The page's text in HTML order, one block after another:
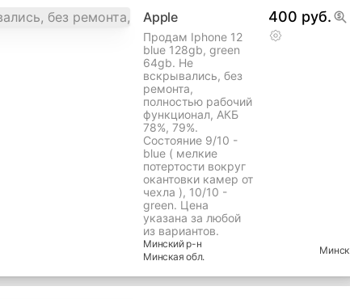
Apple
Продам Iphone 12
blue 128gb, green
64gb. Не
вскрывались, без
ремонта,
полностью рабочий
функционал, АКБ
78%, 79%.
Состояние 9/10 -
blue ( мелкие
потертости вокруг
окантовки камер от
чехла ), 10/10 -
green. Цена
указана за любой
из вариантов.
400 руб.
Минскийр-н
Минская обл.
Минск